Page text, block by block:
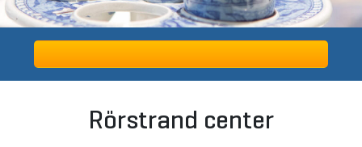
Rörstrand center